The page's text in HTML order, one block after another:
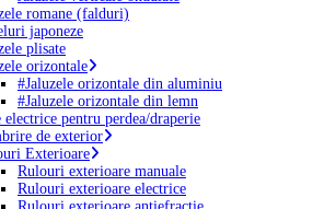
romane (falduri)
japoneze
plisate
orizontale
#Jaluzele orizontale din aluminiu
#Jaluzele orizontale din lemn
electrice pentru perdea/draperie
de exterior
Exterioare
Rulouri exterioare manuale
Rulouri exterioare electrice